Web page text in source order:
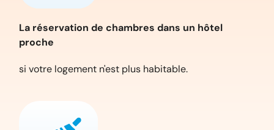
La réservation de chambres dans un hôtel
proche
si votre logement n'est plus habitable.